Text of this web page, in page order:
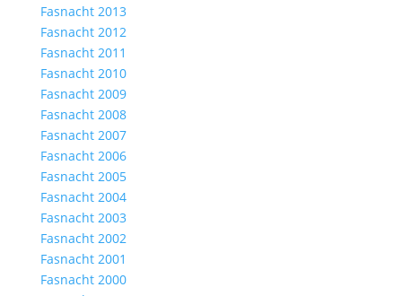
Fasnacht 2013
Fasnacht 2012
Fasnacht 2011
Fasnacht 2010
Fasnacht 2009
Fasnacht 2008
Fasnacht 2007
Fasnacht 2006
Fasnacht 2005
Fasnacht 2004
Fasnacht 2003
Fasnacht 2002
Fasnacht 2001
Fasnacht 2000